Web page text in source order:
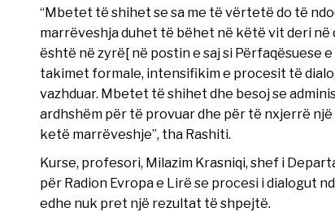
“Mbetet të shihet se sa me të vërtetë do të
marrëveshja duhet të bëhet në këtë vit deri
është në zyrë[ në postin e saj si Përfaqësuese
takimet formale, intensifikim e procesit të
vazhduar. Mbetet të shihet dhe besoj se
ardhshëm për të provuar dhe për të nxjerrë
ketë marrëveshje”, tha Rashiti.
Kurse, profesori, Milazim Krasniqi, shef i
për Radion Evropa e Lirë se procesi i dialogut
edhe nuk pret një rezultat të shpejtë.